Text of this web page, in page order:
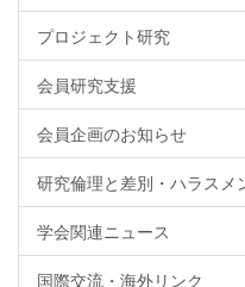
プロジェクト研究
会員研究支援
会員企画のお知らせ
研究倫理と差別・ハラスメ
学会関連ニュース
国際交流・海外リンク